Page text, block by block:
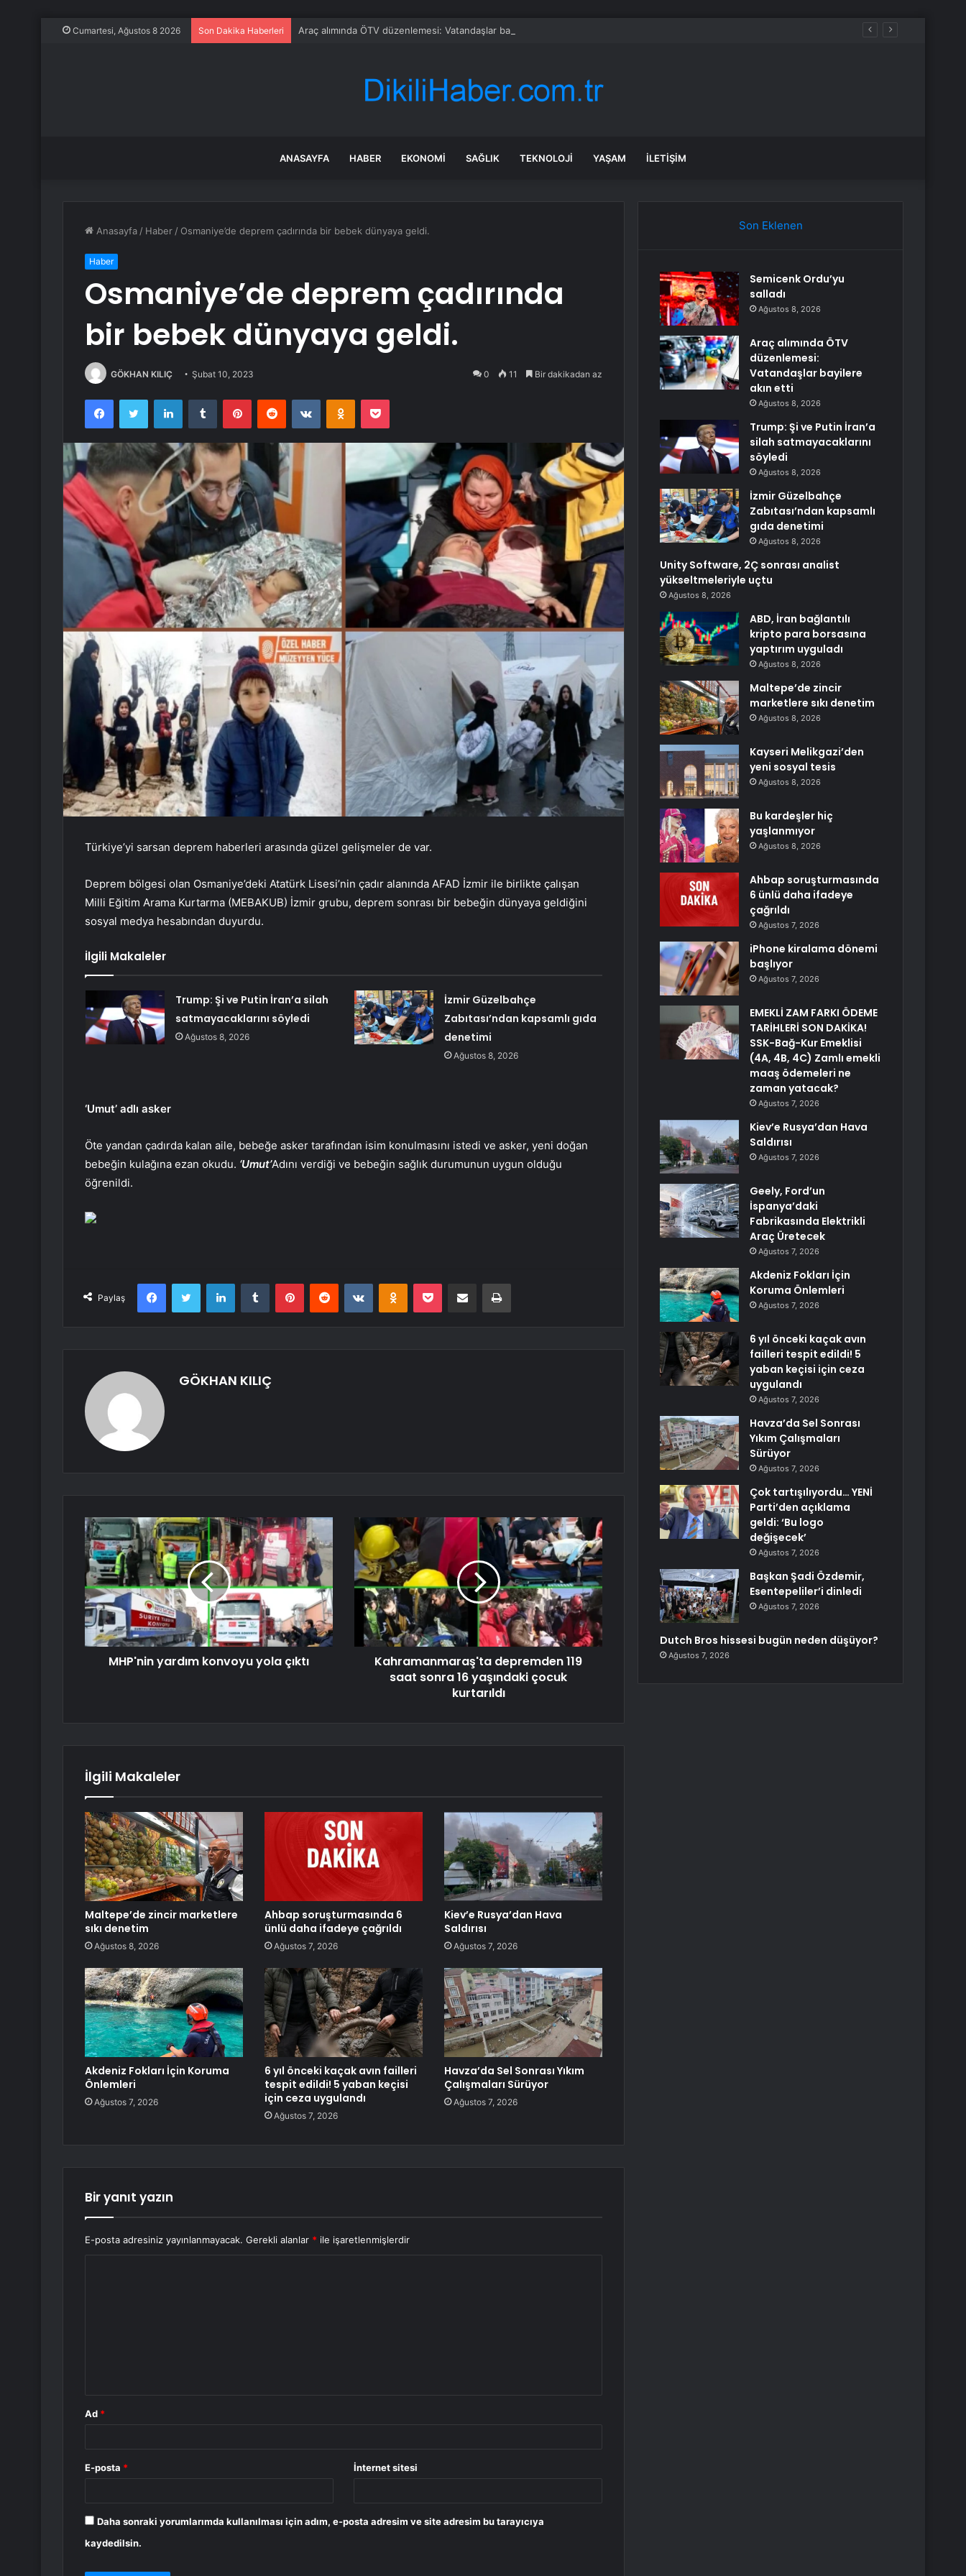
Cumartesi, Ağustos 8 2026 Son Dakika Haberleri Araç alımında ÖTV düzenlemesi: Vatandaşlar bayilere akın etti
ANASAYFA HABER EKONOMI SAĞLIK TEKNOLOJI YAŞAM İLETIŞIM
Anasayfa / Haber / Osmaniye’de deprem çadırında bir bebek dünyaya geldi.
Haber
Osmaniye’de deprem çadırında
bir bebek dünyaya geldi.
GÖKHAN KILIÇ Şubat 10, 2023 0 11 Bir dakikadan az
FacebookTwitter LinkedInTumblr PinterestReddit VKontakteOdnoklassniki
Pocket
Türkiye’yi sarsan deprem haberleri arasında güzel gelişmeler de var.
Deprem bölgesi olan Osmaniye’deki Atatürk Lisesi’nin çadır alanında AFAD İzmir ile birlikte çalışan
Milli Eğitim Arama Kurtarma (MEBAKUB) İzmir grubu, deprem sonrası bir bebeğin dünyaya geldiğini
sosyal medya hesabından duyurdu.
İlgili Makaleler
Trump: Şi ve Putin İran’a silah
satmayacaklarını söyledi
Ağustos 8, 2026
İzmir Güzelbahçe
Zabıtası’ndan kapsamlı gıda
denetimi
Ağustos 8, 2026
‘Umut’ adlı asker
Öte yandan çadırda kalan aile, bebeğe asker tarafından isim konulmasını istedi ve asker, yeni doğan
bebeğin kulağına ezan okudu. ‘Umut’Adını verdiği ve bebeğin sağlık durumunun uygun olduğu
öğrenildi.
Paylaş
FacebookTwitter LinkedInTumblr PinterestReddit VKontakteOdnoklassniki
Pocket E-Posta ile paylaş Yazdır
GÖKHAN KILIÇ
MHP'nin yardım konvoyu yola çıktı
Kahramanmaraş'ta depremden 119
saat sonra 16 yaşındaki çocuk
kurtarıldı
İlgili Makaleler
Maltepe’de zincir marketlere
sıkı denetim
Ağustos 8, 2026
Ahbap soruşturmasında 6
ünlü daha ifadeye çağrıldı
Ağustos 7, 2026
Kiev’e Rusya’dan Hava
Saldırısı
Ağustos 7, 2026
Akdeniz Fokları İçin Koruma
Önlemleri
Ağustos 7, 2026
6 yıl önceki kaçak avın failleri
tespit edildi! 5 yaban keçisi
için ceza uygulandı
Ağustos 7, 2026
Havza’da Sel Sonrası Yıkım
Çalışmaları Sürüyor
Ağustos 7, 2026
Bir yanıt yazın
E-posta adresiniz yayınlanmayacak. Gerekli alanlar * ile işaretlenmişlerdir
Ad *
E-posta * İnternet sitesi
Daha sonraki yorumlarımda kullanılması için adım, e-posta adresim ve site adresim bu tarayıcıya
kaydedilsin.
Son Eklenen
Semicenk Ordu’yu
salladı
Ağustos 8, 2026
Araç alımında ÖTV
düzenlemesi:
Vatandaşlar bayilere
akın etti
Ağustos 8, 2026
Trump: Şi ve Putin İran’a
silah satmayacaklarını
söyledi
Ağustos 8, 2026
İzmir Güzelbahçe
Zabıtası’ndan kapsamlı
gıda denetimi
Ağustos 8, 2026
Unity Software, 2Ç sonrası analist
yükseltmeleriyle uçtu
Ağustos 8, 2026
ABD, İran bağlantılı
kripto para borsasına
yaptırım uyguladı
Ağustos 8, 2026
Maltepe’de zincir
marketlere sıkı denetim
Ağustos 8, 2026
Kayseri Melikgazi’den
yeni sosyal tesis
Ağustos 8, 2026
Bu kardeşler hiç
yaşlanmıyor
Ağustos 8, 2026
Ahbap soruşturmasında
6 ünlü daha ifadeye
çağrıldı
Ağustos 7, 2026
iPhone kiralama dönemi
başlıyor
Ağustos 7, 2026
EMEKLİ ZAM FARKI ÖDEME
TARİHLERİ SON DAKİKA!
SSK-Bağ-Kur Emeklisi
(4A, 4B, 4C) Zamlı emekli
maaş ödemeleri ne
zaman yatacak?
Ağustos 7, 2026
Kiev’e Rusya’dan Hava
Saldırısı
Ağustos 7, 2026
Geely, Ford’un
İspanya’daki
Fabrikasında Elektrikli
Araç Üretecek
Ağustos 7, 2026
Akdeniz Fokları İçin
Koruma Önlemleri
Ağustos 7, 2026
6 yıl önceki kaçak avın
failleri tespit edildi! 5
yaban keçisi için ceza
uygulandı
Ağustos 7, 2026
Havza’da Sel Sonrası
Yıkım Çalışmaları
Sürüyor
Ağustos 7, 2026
Çok tartışılıyordu… YENİ
Parti’den açıklama
geldi: ‘Bu logo
değişecek’
Ağustos 7, 2026
Başkan Şadi Özdemir,
Esentepeliler’i dinledi
Ağustos 7, 2026
Dutch Bros hissesi bugün neden düşüyor?
Ağustos 7, 2026